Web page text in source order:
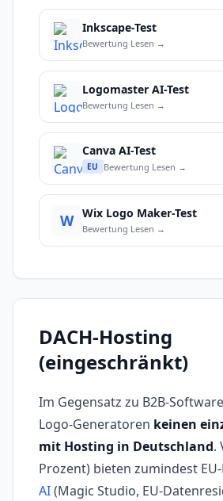
Inkscape-Test
Bewertung Lesen →
Logomaster AI-Test
Bewertung Lesen →
Canva AI-Test
EU Bewertung Lesen →
W Wix Logo Maker-Test
Bewertung Lesen →
DACH-Hosting
(eingeschränkt)
Im Gegensatz zu B2B-
Logo-Generatoren keinen
mit Hosting in Deutschland.
Prozent) bieten zumindest
AI(Magic Studio, EU-